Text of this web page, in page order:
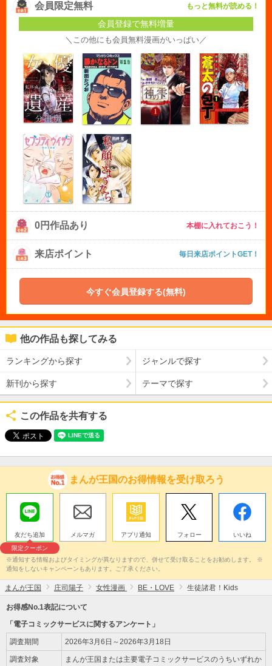
会員限定無料 もっと無料が読める！
会員登録で無料増量
＼この他にも会員無料漫画がいっぱい／
0円作品あり 本棚に入れておこう！
来店ポイント 毎日来店ポイントGET！
今すぐ会員登録する(無料)
他の作品も探してみる
ランキングから探す ジャンルで探す
新刊から探す テーマで探す
この作品を共有する
まんが王国のお得情報を受け取ろう
友だち追加
限定クーポン
メルマガ アプリ通知 フォロー いいね
※通知する情報およびタイミングが異なりますので、併せて受け取ることをお勧めします。 ※
通知をしないキャンペーンもあります。ご了承ください。
まんが王国 庄司陽子 女性漫画 BE・LOVE 生徒諸君！Kids
お得感No.1表記について
「電子コミックサービスに関するアンケート」
調査期間 2026年3月6日～2026年3月18日
調査対象
まんが王国または主要電子コミックサービスのうちいずれか